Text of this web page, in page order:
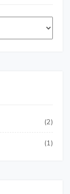
(2)
(1)